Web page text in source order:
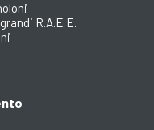
R.A.E.E.